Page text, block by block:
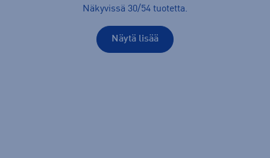
Näkyvissä 30/54 tuotetta.
Näytä lisää